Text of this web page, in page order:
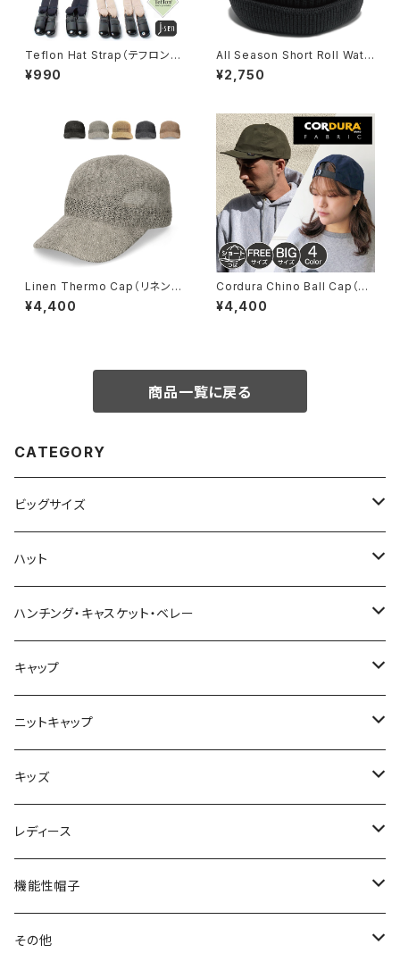
Teflon Hat Strap（テフロンハ
ットストラップ）【hb-1627rks】
¥990
All Season Short Roll Watc
h（オールシーズンショートロー
ルワッチ）【bcd-n11672】
¥2,750
Linen Thermo Cap（リネンサ
ーモキャップ）【bca-y01490】
¥4,400
Cordura Chino Ball Cap（コ
ーデュラチノボールキャップ）【b
cn-y01562】
¥4,400
商品一覧に戻る
CATEGORY
ビッグサイズ
春夏
秋冬
ハット
春夏
秋冬
ハンチング・キャスケット・ベレー
春夏
秋冬
キャップ
春夏
秋冬
ニットキャップ
春夏
秋冬
キッズ
春夏
秋冬
レディース
春夏
秋冬
機能性帽子
春夏
その他